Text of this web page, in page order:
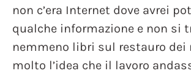
non c’era Internet dove avrei
qualche informazione e non si
nemmeno libri sul restauro dei
molto l’idea che il lavoro